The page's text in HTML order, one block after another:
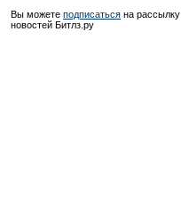
Вы можете подписаться на рассылку
новостей Битлз.ру